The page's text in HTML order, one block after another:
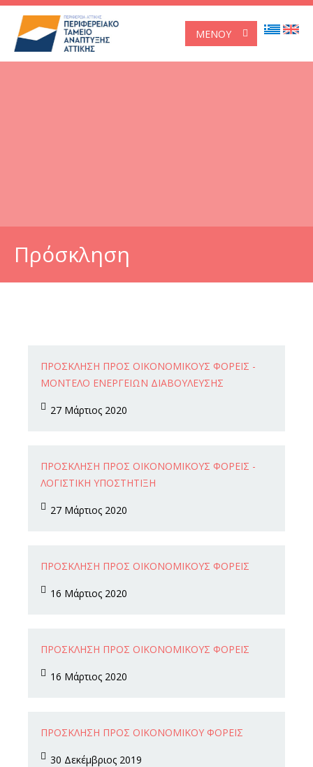
ΜΕΝΟΎ
Πρόσκληση
27
ΠΡΟΣΚΛΗΣΗ ΠΡΟΣ ΟΙΚΟΝΟΜΙΚΟΥΣ ΦΟΡΕΙΣ -
ΜΟΝΤΕΛΟ ΕΝΕΡΓΕΙΩΝ ΔΙΑΒΟΥΛΕΥΣΗΣ
27 Μάρτιος 2020
27
ΠΡΟΣΚΛΗΣΗ ΠΡΟΣ ΟΙΚΟΝΟΜΙΚΟΥΣ ΦΟΡΕΙΣ -
ΛΟΓΙΣΤΙΚΗ ΥΠΟΣΤΗΤΙΞΗ
27 Μάρτιος 2020
16
ΠΡΟΣΚΛΗΣΗ ΠΡΟΣ ΟΙΚΟΝΟΜΙΚΟΥΣ ΦΟΡΕΙΣ
16 Μάρτιος 2020
16
ΠΡΟΣΚΛΗΣΗ ΠΡΟΣ ΟΙΚΟΝΟΜΙΚΟΥΣ ΦΟΡΕΙΣ
16 Μάρτιος 2020
30
ΠΡΟΣΚΛΗΣΗ ΠΡΟΣ ΟΙΚΟΝΟΜΙΚΟΥ ΦΟΡΕΙΣ
30 Δεκέμβριος 2019